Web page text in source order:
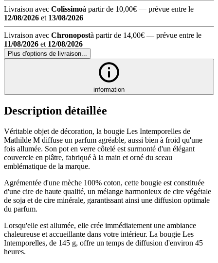
Livraison avec Colissimoà partir de 10,00€ — prévue entre le
12/08/2026 et 13/08/2026
Livraison avec Chronopostà partir de 14,00€ — prévue entre le
11/08/2026 et 12/08/2026
Plus d'options de livraison...
information
Description détaillée
Véritable objet de décoration, la bougie Les Intemporelles de
Mathilde M diffuse un parfum agréable, aussi bien à froid qu'une
fois allumée. Son pot en verre côtelé est surmonté d'un élégant
couvercle en plâtre, fabriqué à la main et orné du sceau
emblématique de la marque.
Agrémentée d'une mèche 100% coton, cette bougie est constituée
d'une cire de haute qualité, un mélange harmonieux de cire végétale
de soja et de cire minérale, garantissant ainsi une diffusion optimale
du parfum.
Lorsqu'elle est allumée, elle crée immédiatement une ambiance
chaleureuse et accueillante dans votre intérieur. La bougie Les
Intemporelles, de 145 g, offre un temps de diffusion d'environ 45
heures.